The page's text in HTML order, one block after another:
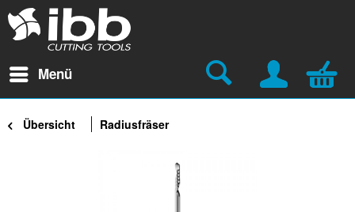
Menü
Übersicht Radiusfräser